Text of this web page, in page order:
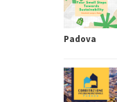
Padova